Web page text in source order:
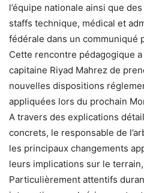
l’équipe nationale ainsi que
staffs technique, médical et
fédérale dans un communiqué
Cette rencontre pédagogique
capitaine Riyad Mahrez de
nouvelles dispositions
appliquées lors du prochain
A travers des explications
concrets, le responsable de
les principaux changements
leurs implications sur le
Particulièrement attentifs